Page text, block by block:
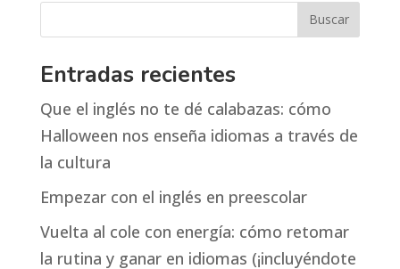
Entradas recientes
Que el inglés no te dé calabazas: cómo
Halloween nos enseña idiomas a través de
la cultura
Empezar con el inglés en preescolar
Vuelta al cole con energía: cómo retomar
la rutina y ganar en idiomas (¡incluyéndote